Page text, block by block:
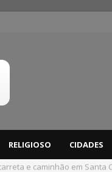
RELIGIOSO CIDADES